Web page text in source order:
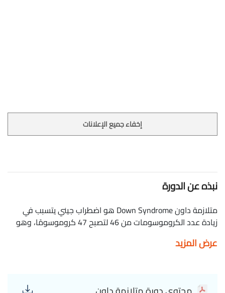
إخفاء جميع الإعلانات
نبذه عن الدورة
متلازمة داون Down Syndrome هو اضطراب جيني يتسبب في
زيادة عدد الكروموسومات من 46 لتصبح 47 كروموسومًا، وهو
متلازمة داون. طب Fire Down Syndrome
عرض المزيد